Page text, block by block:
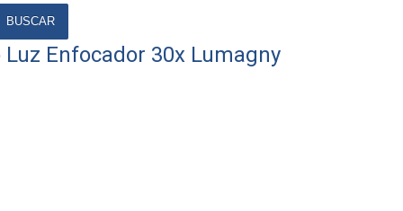
BUSCAR
Enfocador 30x Lumagny